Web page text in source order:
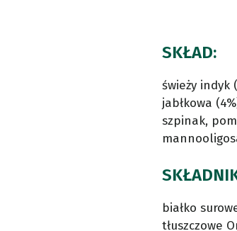
SKŁAD:
świeży indyk
jabłkowa
szpinak,
białko
tłuszczowe